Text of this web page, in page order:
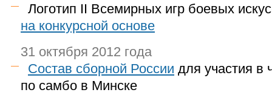
Логотип II Всемирных игр боевых
на конкурсной основе
31 октября 2012 года
Состав сборной России для участия в
по самбо в Минске